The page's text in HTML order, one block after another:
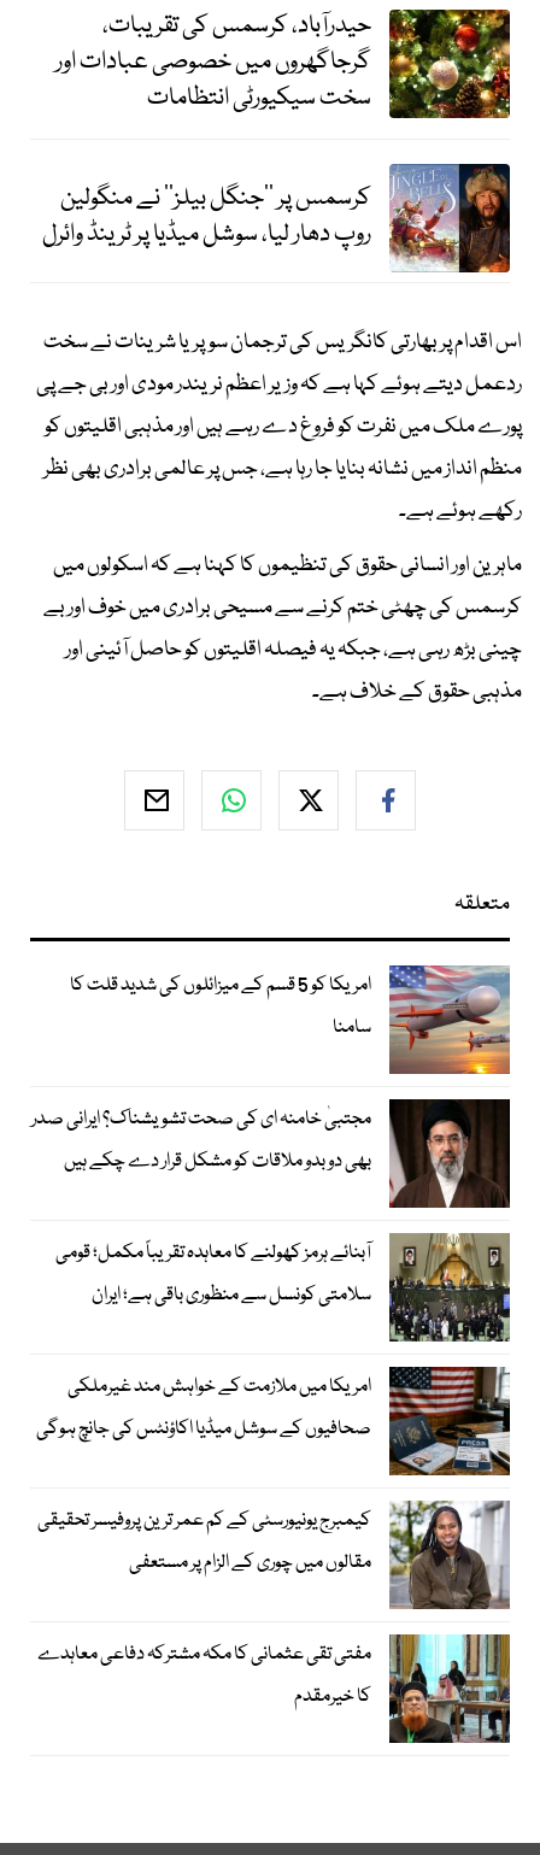
حیدرآباد، کرسمس کی تقریبات،
گرجاگھروں میں خصوصی عبادات اور
سخت سیکیورٹی انتظامات
کرسمس پر ’’جنگل بیلز‘‘ نے منگولین
روپ دھار لیا، سوشل میڈیا پر ٹرینڈ وائرل
اس اقدام پر بھارتی کانگریس کی ترجمان سوپریا شرینات نے سخت
ردعمل دیتے ہوئے کہا ہے کہ وزیر اعظم نریندر مودی اور بی جے پی
پورے ملک میں نفرت کو فروغ دے رہے ہیں اور مذہبی اقلیتوں کو
منظم انداز میں نشانہ بنایا جا رہا ہے، جس پر عالمی برادری بھی نظر
رکھے ہوئے ہے۔
ماہرین اور انسانی حقوق کی تنظیموں کا کہنا ہے کہ اسکولوں میں
کرسمس کی چھٹی ختم کرنے سے مسیحی برادری میں خوف اور بے
چینی بڑھ رہی ہے، جبکہ یہ فیصلہ اقلیتوں کو حاصل آئینی اور
مذہبی حقوق کے خلاف ہے۔
متعلقہ
امریکا کو 5 قسم کے میزائلوں کی شدید قلت کا
سامنا
مجتبیٰ خامنہ ای کی صحت تشویشناک؟ ایرانی صدر
بھی دوبدو ملاقات کو مشکل قرار دے چکے ہیں
آبنائے ہرمز کھولنے کا معاہدہ تقریباً مکمل؛ قومی
سلامتی کونسل سے منظوری باقی ہے؛ ایران
امریکا میں ملازمت کے خواہش مند غیرملکی
صحافیوں کے سوشل میڈیا اکاؤنٹس کی جانچ ہوگی
کیمبرج یونیورسٹی کے کم عمر ترین پروفیسر تحقیقی
مقالوں میں چوری کے الزام پر مستعفی
مفتی تقی عثمانی کا مکہ مشترکہ دفاعی معاہدے
کا خیرمقدم